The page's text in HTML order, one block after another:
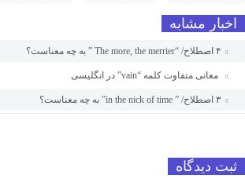
اخبار مشابه
۴ اصطلاح/ “The more, the merrier ” به چه معناست؟
معانی متفاوت کلمه “vain” در انگلیسی
۳ اصطلاح/ ” in the nick of time” به چه معناست؟
ثبت دیدگاه